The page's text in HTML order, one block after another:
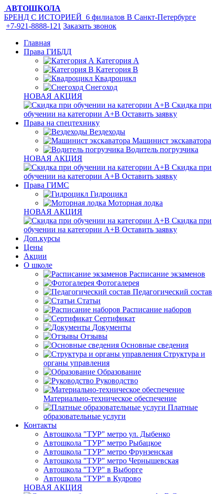
АВТОШКОЛА
БРЕНД С ИСТОРИЕЙ 6 филиалов В Санкт-Петербурге
+7-921-8888-121 Заказать звонок
Главная
Права ГИБДД
Категория A
Категория B
Квадроцикл
Снегоход
НОВАЯ АКЦИЯ
Скидка при
обучении на категории А+В Оставить заявку
Права на спецтехнику
Вездеходы
Машинист экскаватора
Водитель погрузчика
НОВАЯ АКЦИЯ
Скидка при
обучении на категории А+В Оставить заявку
Права ГИМС
Гидроцикл
Моторная лодка
НОВАЯ АКЦИЯ
Скидка при
обучении на категории А+В Оставить заявку
Доп.курсы
Цены
Акции
О школе
Расписание экзаменов
Фотогалерея
Педагогический состав
Статьи
Расписание наборов
Сертификат
Документы
Отзывы
Основные сведения
Структура и
органы управления
Образование
Руководство
Материально-техническое обеспечение
Платные
образовательные услуги
Контакты
Автошкола "ТУР" метро ул. Дыбенко
Автошкола "ТУР" метро Рыбацкое
Автошкола "ТУР" метро Фрунзенская
Автошкола "ТУР" метро Чернышевская
Автошкола "ТУР" в Выборге
Автошкола "ТУР" в Кудрово
НОВАЯ АКЦИЯ